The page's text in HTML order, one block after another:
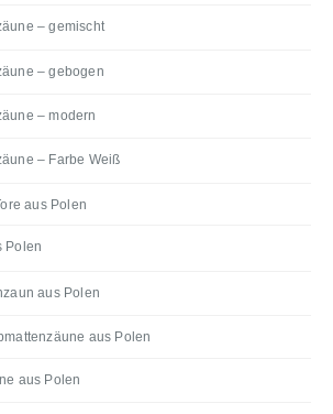
– gemischt
– gebogen
– modern
– Farbe Weiß
aus Polen
Polen
aus Polen
aus Polen
aus Polen